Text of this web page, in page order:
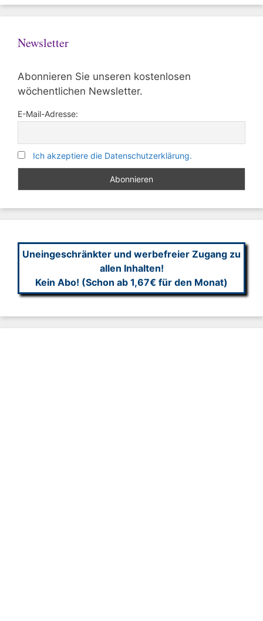
Newsletter
Abonnieren Sie unseren kostenlosen
wöchentlichen Newsletter.
E-Mail-Adresse:
Ich akzeptiere die Datenschutzerklärung.
Uneingeschränkter und werbefreier Zugang zu
allen Inhalten!
Kein Abo! (Schon ab 1,67€ für den Monat)